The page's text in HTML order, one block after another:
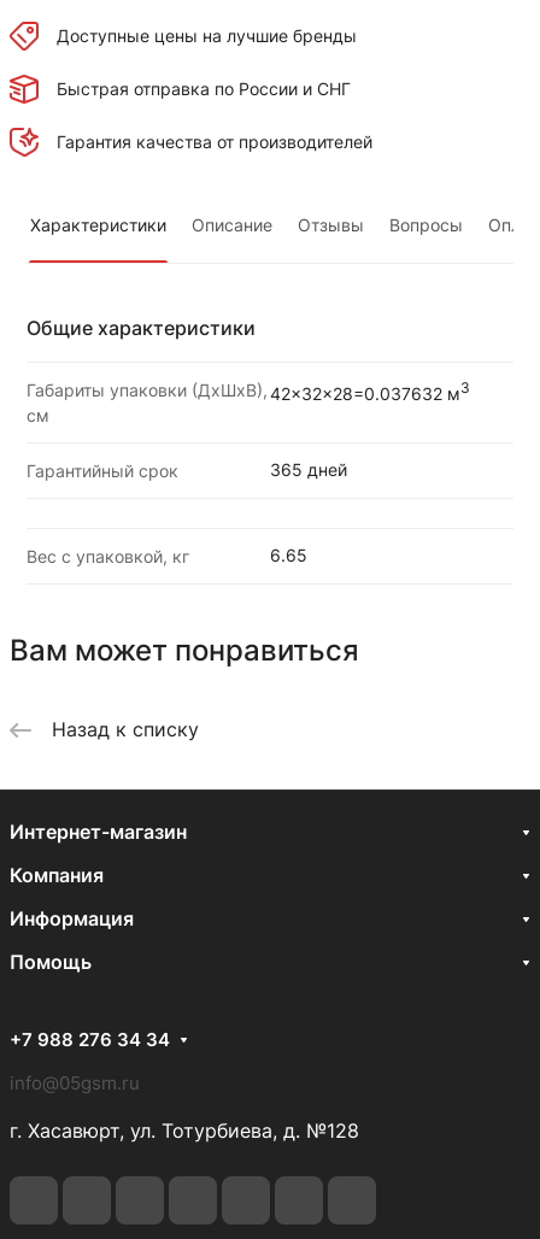
Доступные цены на лучшие бренды
Быстрая отправка по России и СНГ
Гарантия качества от производителей
Характеристики Описание Отзывы Вопросы
Общие характеристики
Габариты упаковки (ДхШхВ),
см
42x32x28=0.037632 м3
Гарантийный срок 365 дней
Вес с упаковкой, кг 6.65
Вам может понравиться
Назад к списку
Интернет-магазин
Компания
Информация
Помощь
+7 988 276 34 34
info@05gsm.ru
г. Хасавюрт, ул. Тотурбиева, д. №128